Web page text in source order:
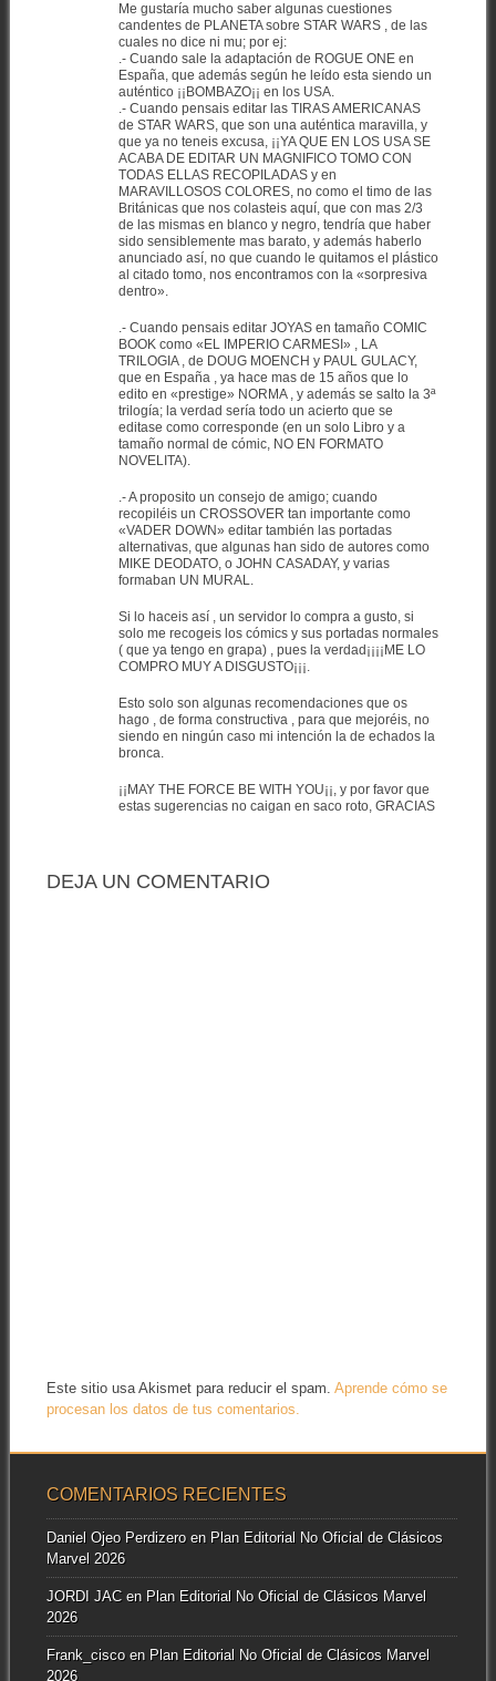
Me gustaría mucho saber algunas cuestiones
candentes de PLANETA sobre STAR WARS , de las
cuales no dice ni mu; por ej:
.- Cuando sale la adaptación de ROGUE ONE en
España, que además según he leído esta siendo un
auténtico ¡¡BOMBAZO¡¡ en los USA.
.- Cuando pensais editar las TIRAS AMERICANAS
de STAR WARS, que son una auténtica maravilla, y
que ya no teneis excusa, ¡¡YA QUE EN LOS USA SE
ACABA DE EDITAR UN MAGNIFICO TOMO CON
TODAS ELLAS RECOPILADAS y en
MARAVILLOSOS COLORES, no como el timo de las
Británicas que nos colasteis aquí, que con mas 2/3
de las mismas en blanco y negro, tendría que haber
sido sensiblemente mas barato, y además haberlo
anunciado así, no que cuando le quitamos el plástico
al citado tomo, nos encontramos con la «sorpresiva
dentro».
.- Cuando pensais editar JOYAS en tamaño COMIC
BOOK como «EL IMPERIO CARMESI» , LA
TRILOGIA , de DOUG MOENCH y PAUL GULACY,
que en España , ya hace mas de 15 años que lo
edito en «prestige» NORMA , y además se salto la 3ª
trilogía; la verdad sería todo un acierto que se
editase como corresponde (en un solo Libro y a
tamaño normal de cómic, NO EN FORMATO
NOVELITA).
.- A proposito un consejo de amigo; cuando
recopiléis un CROSSOVER tan importante como
«VADER DOWN» editar también las portadas
alternativas, que algunas han sido de autores como
MIKE DEODATO, o JOHN CASADAY, y varias
formaban UN MURAL.
Si lo haceis así , un servidor lo compra a gusto, si
solo me recogeis los cómics y sus portadas normales
( que ya tengo en grapa) , pues la verdad¡¡¡¡ME LO
COMPRO MUY A DISGUSTO¡¡¡.
Esto solo son algunas recomendaciones que os
hago , de forma constructiva , para que mejoréis, no
siendo en ningún caso mi intención la de echados la
bronca.
¡¡MAY THE FORCE BE WITH YOU¡¡, y por favor que
estas sugerencias no caigan en saco roto, GRACIAS
DEJA UN COMENTARIO
Este sitio usa Akismet para reducir el spam. Aprende cómo se
procesan los datos de tus comentarios.
COMENTARIOS RECIENTES
Daniel Ojeo Perdizeroen Plan Editorial No Oficial de Clásicos
Marvel 2026
JORDI JACen Plan Editorial No Oficial de Clásicos Marvel
2026
Frank_ciscoen Plan Editorial No Oficial de Clásicos Marvel
2026